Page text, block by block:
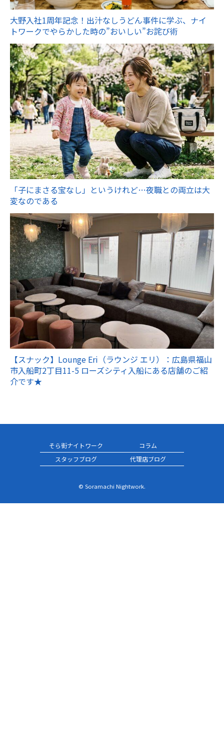
大野入社1周年記念！出汁なしうどん事件に学ぶ、ナイ
トワークでやらかした時の”おいしい”お詫び術
「子にまさる宝なし」というけれど…夜職との両立は大
変なのである
【スナック】Lounge Eri（ラウンジ エリ）：広島県福山
市入船町2丁目11-5 ローズシティ入船にある店舗のご紹
介です★
そら街ナイトワーク
コラム
スタッフブログ
代理店ブログ
© Soramachi Nightwork.